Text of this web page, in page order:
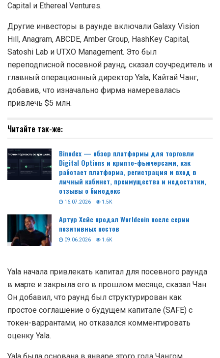
Capital и Ethereal Ventures.
Другие инвесторы в раунде включали Galaxy Vision
Hill, Anagram, ABCDE, Amber Group, HashKey Capital,
Satoshi Lab и UTXO Management. Это был
переподписной посевной раунд, сказал соучредитель и
главный операционный директор Yala, Кайтай Чанг,
добавив, что изначально фирма намеревалась
привлечь $5 млн.
Читайте так-же:
Binodex — обзор платформы для торговли
Digital Options и крипто-фьючерсами, как
работает платформа, регистрация и вход в
личный кабинет, преимущества и недостатки,
отзывы о бинодекс
16.07.2026 1.5K
Артур Хейс продал Worldcoin после серии
позитивных постов
09.06.2026 1.6K
Yala начала привлекать капитал для посевного раунда
в марте и закрыла его в прошлом месяце, сказал Чан.
Он добавил, что раунд был структурирован как
простое соглашение о будущем капитале (SAFE) с
токен-варрантами, но отказался комментировать
оценку Yala.